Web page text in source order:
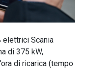
elettrici Scania
di 375 kW,
di ricarica (tempo